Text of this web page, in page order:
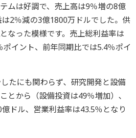
ムは好調で、売上高は9％増の8億
2％減の3億1800万ドルでした。供
なった模様です。売上総利益率は
イント、前年同期比では5.4％ポイ
たにも関わらず、研究開発と設備
とから（設備投資は49％増加）、
ドル、営業利益率は43.5％となり